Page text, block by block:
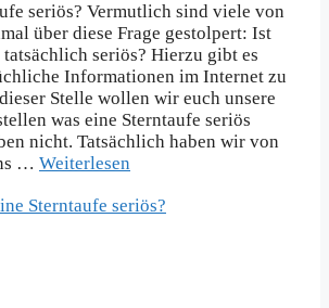
seriös? Vermutlich sind viele von
über diese Frage gestolpert: Ist
seriös? Hierzu gibt es
Informationen im Internet zu
Stelle wollen wir euch unsere
was eine Sterntaufe seriös
nicht. Tatsächlich haben wir von
… Weiterlesen
Sterntaufe seriös?